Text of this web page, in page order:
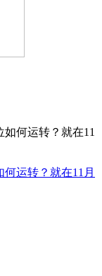
运转？就在11月